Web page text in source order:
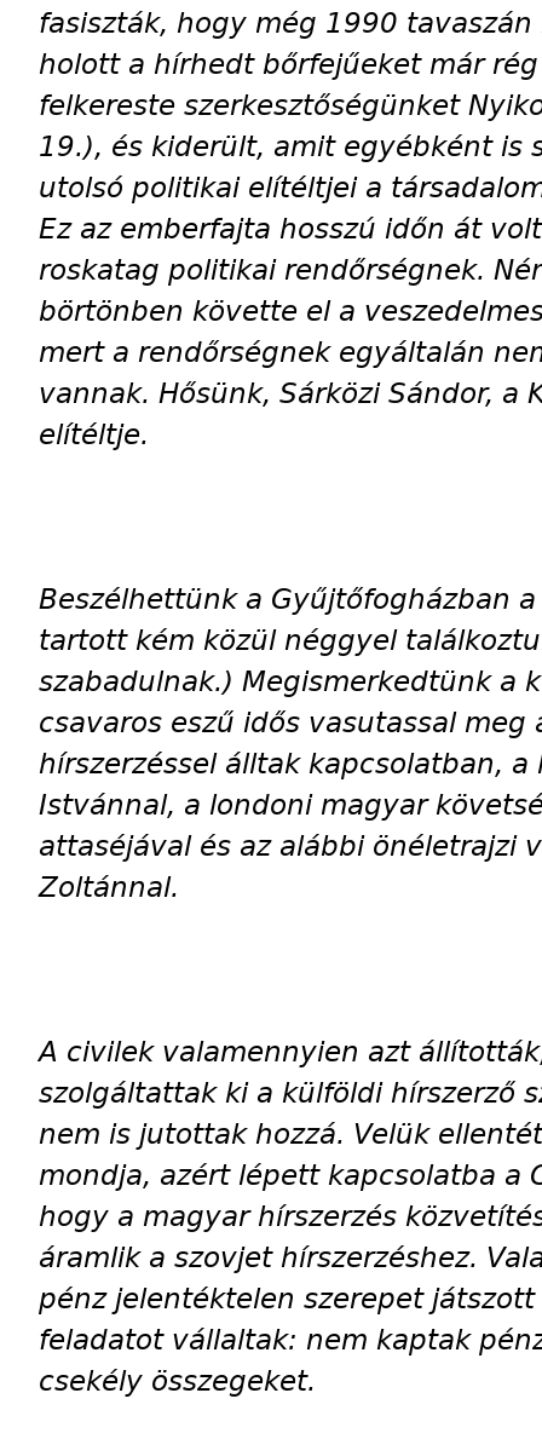
fasiszták, hogy még 1990
holott a hírhedt bőrfejűeket már
felkereste szerkesztőségünket
19.), és kiderült, amit egyébként is
utolsó politikai elítéltjei a
Ez az emberfajta hosszú időn át
roskatag politikai rendőrségnek.
börtönben követte el a
mert a rendőrségnek egyáltalán
vannak. Hősünk, Sárközi Sándor, a
elítéltje.
Beszélhettünk a Gyűjtőfogházban
tartott kém közül néggyel
szabadulnak.) Megismerkedtünk a
csavaros eszű idős vasutassal
hírszerzéssel álltak kapcsolatban,
Istvánnal, a londoni magyar
attaséjával és az alábbi önéletrajzi
Zoltánnal.
A civilek valamennyien azt
szolgáltattak ki a külföldi hírszerző
nem is jutottak hozzá. Velük
mondja, azért lépett kapcsolatba a
hogy a magyar hírszerzés
áramlik a szovjet hírszerzéshez.
pénz jelentéktelen szerepet
feladatot vállaltak: nem kaptak
csekély összegeket.